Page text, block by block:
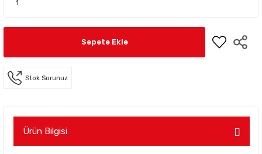
Sepete Ekle
Stok Sorunuz
Ürün Bilgisi